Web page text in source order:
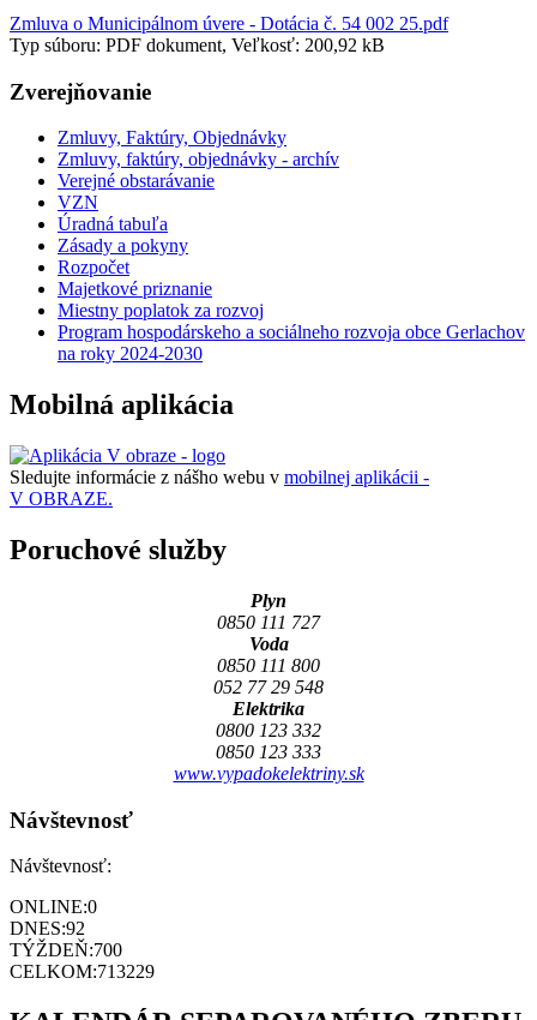
Zmluva o Municipálnom úvere - Dotácia č. 54 002 25.pdf
Typ súboru: PDF dokument, Veľkosť: 200,92 kB
Zverejňovanie
Zmluvy, Faktúry, Objednávky
Zmluvy, faktúry, objednávky - archív
Verejné obstarávanie
VZN
Úradná tabuľa
Zásady a pokyny
Rozpočet
Majetkové priznanie
Miestny poplatok za rozvoj
Program hospodárskeho a sociálneho rozvoja obce Gerlachov
na roky 2024-2030
Mobilná aplikácia
Sledujte informácie z nášho webu v mobilnej aplikácii -
V OBRAZE.
Poruchové služby
Plyn
0850 111 727
Voda
0850 111 800
052 77 29 548
Elektrika
0800 123 332
0850 123 333
www.vypadokelektriny.sk
Návštevnosť
Návštevnosť:
ONLINE:0
DNES:92
TÝŽDEŇ:700
CELKOM:713229